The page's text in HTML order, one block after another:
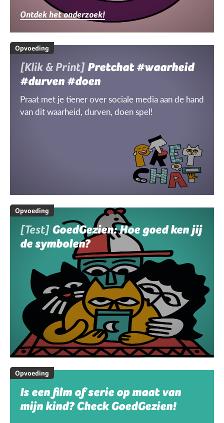
Ontdek het onderzoek!
Opvoeding
[Klik & Print] Pretchat #waarheid
#durven #doen
Praat met je tiener over sociale media aan de hand
van dit waarheid, durven, doen spel!
Opvoeding
[Test] GoedGezien: Hoe goed ken jij
de symbolen?
Opvoeding
Is een film of serie op maat van
mijn kind? Check GoedGezien!